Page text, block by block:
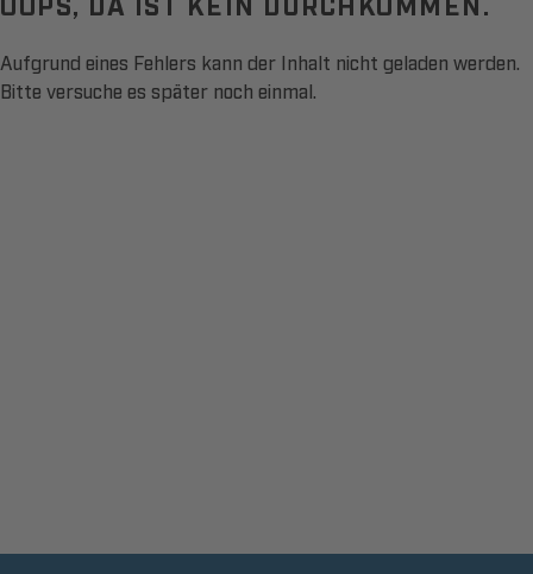
Aufgrund eines Fehlers kann der Inhalt nicht geladen werden.
Bitte versuche es später noch einmal.